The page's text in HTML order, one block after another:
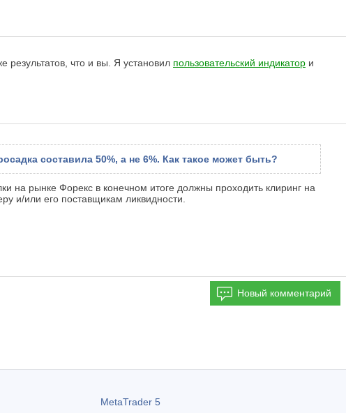
результатов, что и вы. Я установил пользовательский индикатор и
составила 50%, а не 6%. Как такое может быть?
на рынке Форекс в конечном итоге должны проходить клиринг на
и/или его поставщикам ликвидности.
Новый комментарий
MetaTrader 5